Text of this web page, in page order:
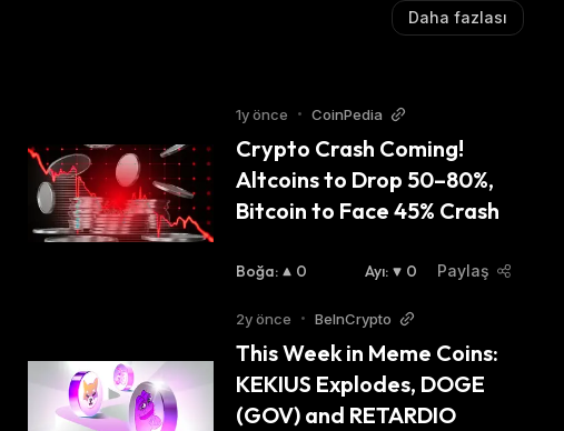
Daha fazlası
1y önce • CoinPedia
Crypto Crash Coming!
Altcoins to Drop 50–80%,
Bitcoin to Face 45% Crash
Boğa: 0 Ayı: 0 Paylaş
2y önce • BeInCrypto
This Week in Meme Coins:
KEKIUS Explodes, DOGE
(GOV) and RETARDIO